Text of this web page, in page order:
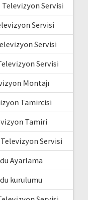
Servisi
Servisi
Servisi
Servisi
Montajı
Tamircisi
Tamiri
Servisi
Ayarlama
kurulumu